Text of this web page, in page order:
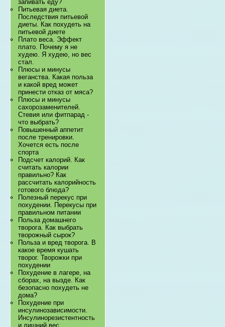
запивать еду?
Питьевая диета.
Последствия питьевой
диеты. Как похудеть на
питьевой диете
Плато веса. Эффект
плато. Почему я не
худею. Я худею, но вес
стал.
Плюсы и минусы
веганства. Какая польза
и какой вред может
принести отказ от мяса?
Плюсы и минусы
сахорозаменителей.
Стевия или фитпарад -
что выбрать?
Повышенный аппетит
после тренировки.
Хочется есть после
спорта
Подсчет калорий. Как
считать калории
правильно? Как
рассчитать калорийность
готового блюда?
Полезный перекус при
похудении. Перекусы при
правильном питании
Польза домашнего
творога. Как выбрать
творожный сырок?
Польза и вред творога. В
какое время кушать
творог. Творожки при
похудении
Похудение в лагере, на
сборах, на вызде. Как
безопасно похудеть не
дома?
Похудение при
инсулинозависимости.
Инсулинорезистентность
и лишний вес